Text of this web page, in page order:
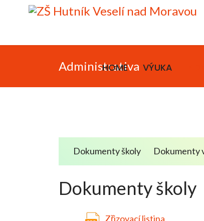
HOME VÝUKA
Administrativa
Dokumenty školy Dokumenty
Dokumenty školy
Zřizovací listina